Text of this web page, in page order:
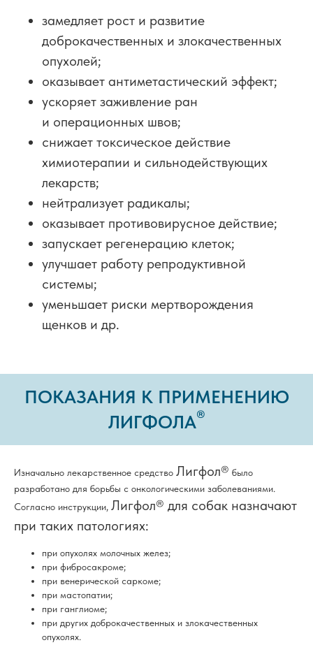
замедляет рост и развитие
доброкачественных и злокачественных
опухолей;
оказывает антиметастический эффект;
ускоряет заживление ран
и операционных швов;
снижает токсическое действие
химиотерапии и сильнодействующих
лекарств;
нейтрализует радикалы;
оказывает противовирусное действие;
запускает регенерацию клеток;
улучшает работу репродуктивной
системы;
уменьшает риски мертворождения
щенков и др.
ПОКАЗАНИЯ К ПРИМЕНЕНИЮ
ЛИГФОЛА®
Изначально лекарственное средство Лигфол® было
разработано для борьбы с онкологическими заболеваниями.
Согласно инструкции, Лигфол® для собак назначают
при таких патологиях:
при опухолях молочных желез;
при фибросакроме;
при венерической саркоме;
при мастопатии;
при ганглиоме;
при других доброкачественных и злокачественных
опухолях.